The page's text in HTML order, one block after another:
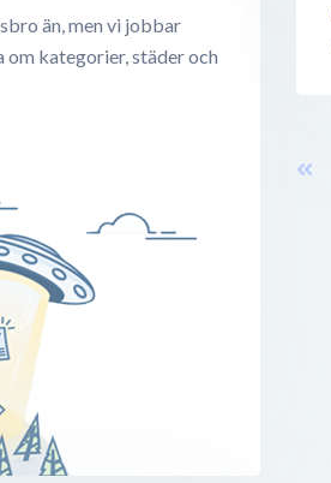
än, men vi jobbar
kategorier, städer och